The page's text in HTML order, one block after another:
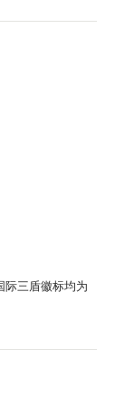
际三盾徽标均为